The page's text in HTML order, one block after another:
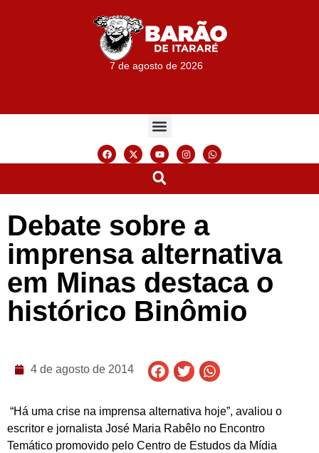
7 de agosto de 2026
Debate sobre a
imprensa alternativa
em Minas destaca o
histórico Binômio
4 de agosto de 2014
“Há uma crise na imprensa alternativa hoje”, avaliou o
escritor e jornalista José Maria Rabêlo no Encontro
Temático promovido pelo Centro de Estudos da Mídia